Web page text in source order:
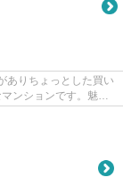
ありちょっとした買い
ンションです。魅力